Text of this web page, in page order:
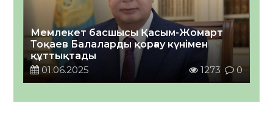
Мемлекет басшысы Қасым-Жомарт
Тоқаев Балаларды қорғау күнімен
құттықтады
01.06.2025
1273 0